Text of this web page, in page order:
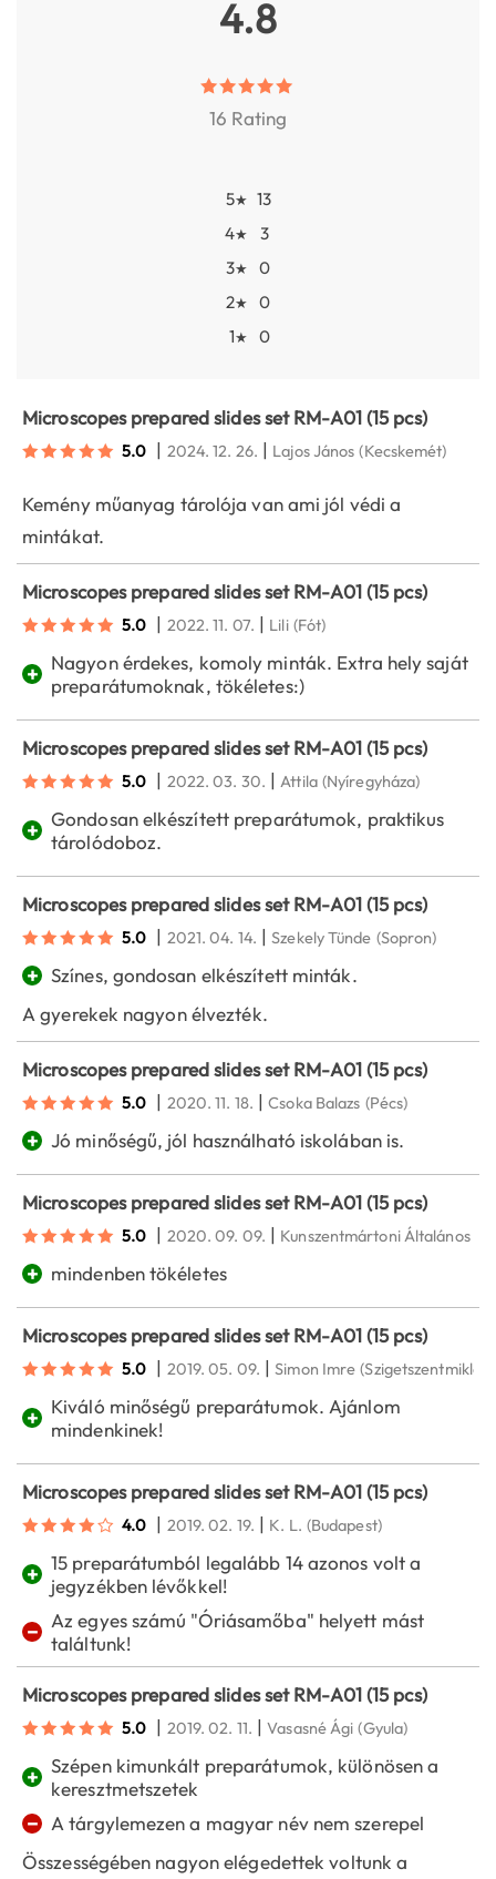
4.8
16 Rating
5★ 13
4★
3
3★
0
2★
0
1★ 0
Microscopes prepared slides set RM-A01 (15 pcs)
5.0 | 2024. 12. 26. | Lajos János (Kecskemét)
Kemény műanyag tárolója van ami jól védi a
mintákat.
Microscopes prepared slides set RM-A01 (15 pcs)
5.0 | 2022. 11. 07. | Lili (Fót)
+
Nagyon érdekes, komoly minták. Extra hely saját
preparátumoknak, tökéletes:)
Microscopes prepared slides set RM-A01 (15 pcs)
5.0 | 2022. 03. 30. |Attila (Nyíregyháza)
+ Gondosan elkészített preparátumok, praktikus
tárolódoboz.
Microscopes prepared slides set RM-A01 (15 pcs)
5.0 | 2021. 04. 14. |Szekely Tünde (Sopron)
+ Színes, gondosan elkészített minták.
A gyerekek nagyon élvezték.
Microscopes prepared slides set RM-A01 (15 pcs)
5.0 | 2020. 11. 18. |Csoka Balazs (Pécs)
+ Jó minőségű, jól használható iskolában is.
Microscopes prepared slides set RM-A01 (15 pcs)
5.0 | 2020. 09. 09. | Kunszentmártoni Általános
+ mindenben tökéletes
Microscopes prepared slides set RM-A01 (15 pcs)
5.0 | 2019. 05. 09. |Simon Imre (Szigetszentmiklós)
+
Kiváló minőségű preparátumok. Ajánlom
mindenkinek!
Microscopes prepared slides set RM-A01 (15 pcs)
4.0 | 2019. 02. 19. | K. L. (Budapest)
+ 15 preparátumból legalább 14 azonos volt a
jegyzékben lévőkkel!
− Az egyes számú "Óriásamőba" helyett mást
találtunk!
Microscopes prepared slides set RM-A01 (15 pcs)
5.0 | 2019. 02. 11. |Vasasné Ági (Gyula)
+ Szépen kimunkált preparátumok, különösen a
keresztmetszetek
− A tárgylemezen a magyar név nem szerepel
Összességében nagyon elégedettek voltunk a